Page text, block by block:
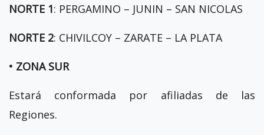
NORTE 1: PERGAMINO – JUNIN – SAN NICOLAS
NORTE 2: CHIVILCOY – ZARATE – LA PLATA
• ZONA SUR
Estará conformada por afiliadas de las
Regiones.